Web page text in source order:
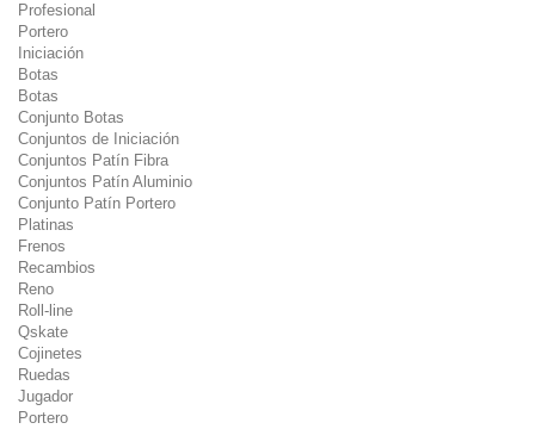
Profesional
Portero
Iniciación
Botas
Botas
Conjunto Botas
Conjuntos de Iniciación
Conjuntos Patín Fibra
Conjuntos Patín Aluminio
Conjunto Patín Portero
Platinas
Frenos
Recambios
Reno
Roll-line
Qskate
Cojinetes
Ruedas
Jugador
Portero